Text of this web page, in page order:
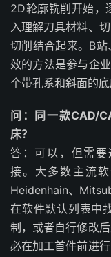
2D轮廓铣削开始，
入理解刀具材料、
切削结合起来。B
效的方法是参与企
个带孔系和斜面的
问：同一款CAD/
床？
答：可以，但需
接。大多数主流软
Heidenhain、
在软件默认列表中
制，或者自行修改
必在加工首件前进